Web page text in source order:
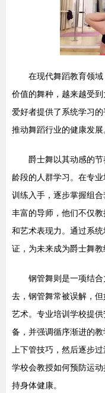
在现代舞蹈教育领
价值的舞种，越来越受
爱好者提供了系统学习
推动舞蹈行业的健康发展
爵士舞以其动感的
龄段的人群学习。在专
训练入手，逐步掌握组
丰富的导师，他们不仅
和艺术表现力。通过系
证，为未来成为爵士舞教
钢管舞则是一项结
去，钢管舞常被误解，
艺术。专业培训学校提
备，并强调循序渐进的
上下管技巧，然后逐步
学校会教授如何预防运
持身体健康。